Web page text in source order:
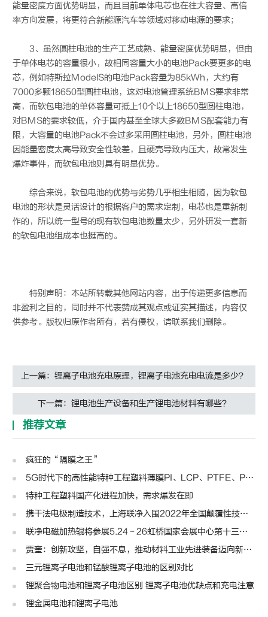
能量密度方面优势明显，而且目前单体电芯也在往大容量、高倍
率方向发展，将更符合新能源汽车等领域对移动电源的要求；
3、虽然圆柱电池的生产工艺成熟、能量密度优势明显，但由
于单体电芯的容量很小，故相同容量大小的电池Pack要更多的电
芯，例如特斯拉ModelS的电池Pack容量为85kWh，大约有
7000多颗18650型圆柱电池，这对电池管理系统BMS要求非常
高，而软包电池的单体容量可抵上10个以上18650型圆柱电池，
对BMS的要求较低，介于国内甚至全球大多数BMS配套能力有
限，大容量的电池Pack不会过多采用圆柱电池，另外，圆柱电池
因能量密度太高导致安全性较差，且硬壳导致内压大，故常发生
爆炸事件，而软包电池则具有明显优势。
综合来说，软包电池的优势与劣势几乎相生相随，因为软包
电池的形状是灵活设计的根据客户的需求定制，电芯也是重新制
作的，所以统一型号的现有软包电池数量太少，另外研发一套新
的软包电池组成本也挺高的。
特别声明：本站所转载其他网站内容，出于传递更多信息而
非盈利之目的，同时并不代表赞成其观点或证实其描述，内容仅
供参考。版权归原作者所有，若有侵权，请联系我们删除。
上一篇：锂离子电池充电原理，锂离子电池充电电流是多少？
下一篇：锂电池生产设备和生产锂电池材料有哪些？
推荐文章
疯狂的“隔膜之王”
5G时代下的高性能特种工程塑料薄膜PI、LCP、PTFE、PPS、PEEK、PEN
特种工程塑料国产化进程加快，需求爆发在即
携干法电极制造技术，上海联净入围2022年全国颠覆性技术创新大赛
联净电磁加热辊将参展5.24－26虹桥国家会展中心第十三届模切展
贾奎：创新攻坚，自强不息，推动材料工业先进装备迈向新高度 | 高转先锋人物
三元锂离子电池和锰酸锂离子电池的区别对比
锂聚合物电池和锂离子电池区别 锂离子电池优缺点和充电注意
锂金属电池和锂离子电池